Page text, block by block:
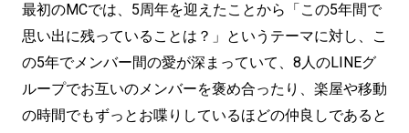
最初のMCでは、5周年を迎えたことから「この5年間で
思い出に残っていることは？」というテーマに対し、こ
の5年でメンバー間の愛が深まっていて、8人のLINEグ
ループでお互いのメンバーを褒め合ったり、楽屋や移動
の時間でもずっとお喋りしているほどの仲良しであると